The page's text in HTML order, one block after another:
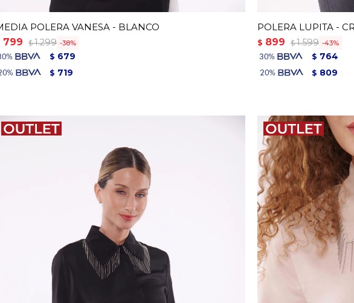
POLERA VANESA - BLANCO
799 $ 1.299 38
$ 679
$ 719
POLERA LUPITA -
$ 899 $ 1.599 43
$ 764
$ 809